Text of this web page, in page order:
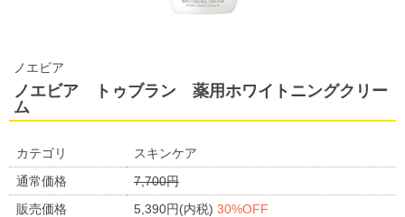
ノエビア
ノエビア トゥブラン 薬用ホワイトニングクリー
ム
カテゴリ
スキンケア
通常価格
7,700円
販売価格
5,390円(内税) 30%OFF